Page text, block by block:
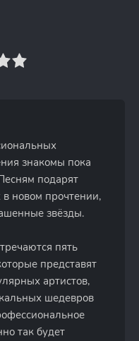
знакомы пока
подарят
новом прочтении,
звёзды.
пять
представят
артистов,
шедевров
так будет